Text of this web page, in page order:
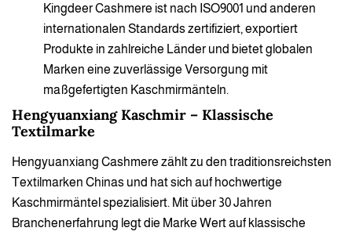
Kingdeer Cashmere ist nach ISO9001 und anderen
internationalen Standards zertifiziert, exportiert
Produkte in zahlreiche Länder und bietet globalen
Marken eine zuverlässige Versorgung mit
maßgefertigten Kaschmirmänteln.
Hengyuanxiang Kaschmir – Klassische
Textilmarke
Hengyuanxiang Cashmere zählt zu den traditionsreichsten
Textilmarken Chinas und hat sich auf hochwertige
Kaschmirmäntel spezialisiert. Mit über 30 Jahren
Branchenerfahrung legt die Marke Wert auf klassische